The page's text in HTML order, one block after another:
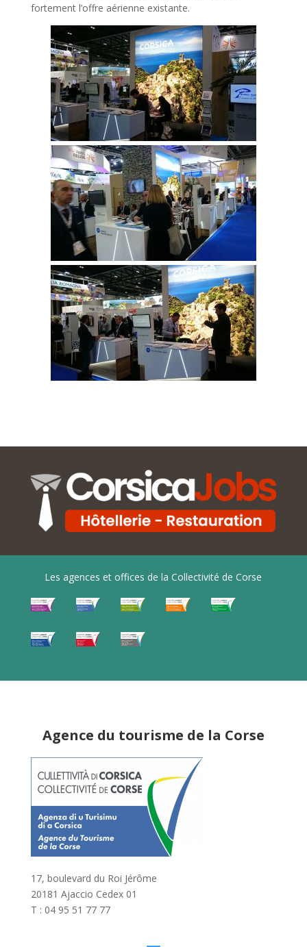
fortement l’offre aérienne existante.
Les agences et offices de la Collectivité de Corse
Agence du tourisme de la Corse
17, boulevard du Roi Jérôme
20181 Ajaccio Cedex 01
T : 04 95 51 77 77